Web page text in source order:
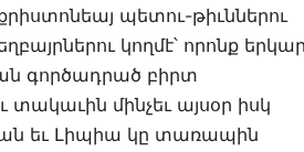
պետու-թիւններու
կողմէ՝ որոնք
գործադրած բիրտ
մինչեւ այսօր իսկ
եւ Լիպիա կը տառապին